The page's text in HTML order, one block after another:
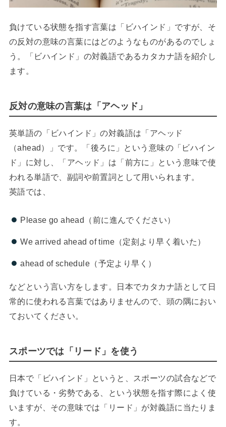
負けている状態を指す言葉は「ビハインド」ですが、そ
の反対の意味の言葉にはどのようなものがあるのでしょ
う。「ビハインド」の対義語であるカタカナ語を紹介し
ます。
反対の意味の言葉は「アヘッド」
英単語の「ビハインド」の対義語は「アヘッド
（ahead）」です。「後ろに」という意味の「ビハイン
ド」に対し、「アヘッド」は「前方に」という意味で使
われる単語で、副詞や前置詞として用いられます。
英語では、
Please go ahead（前に進んでください）
We arrived ahead of time（定刻より早く着いた）
ahead of schedule（予定より早く）
などという言い方をします。日本でカタカナ語として日
常的に使われる言葉ではありませんので、頭の隅におい
ておいてください。
スポーツでは「リード」を使う
日本で「ビハインド」というと、スポーツの試合などで
負けている・劣勢である、という状態を指す際によく使
いますが、その意味では「リード」が対義語に当たりま
す。